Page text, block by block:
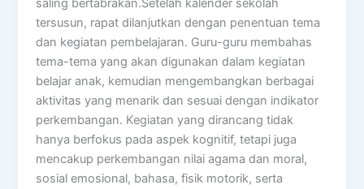
tersusun, rapat dilanjutkan dengan penentuan tema
dan kegiatan pembelajaran. Guru-guru membahas
tema-tema yang akan digunakan dalam kegiatan
belajar anak, kemudian mengembangkan berbagai
aktivitas yang menarik dan sesuai dengan indikator
perkembangan. Kegiatan yang dirancang tidak
hanya berfokus pada aspek kognitif, tetapi juga
mencakup perkembangan nilai agama dan moral,
sosial emosional, bahasa, fisik motorik, serta